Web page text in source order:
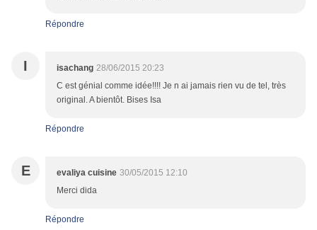
Répondre
I isachang 28/06/2015 20:23
C est génial comme idée!!!! Je n ai jamais rien vu de tel, très
original. A bientôt. Bises Isa
Répondre
E evaliya cuisine 30/05/2015 12:10
Merci dida
Répondre